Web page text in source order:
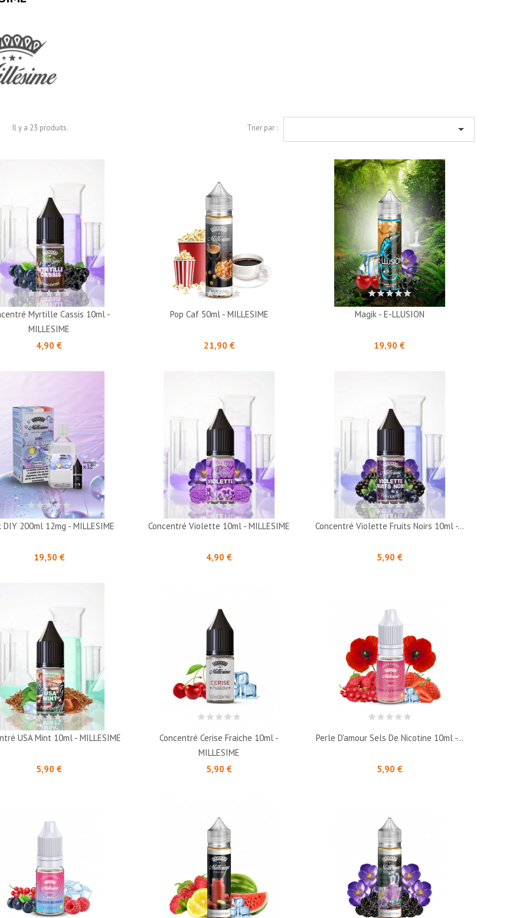
Il y a 23 produits. Trier par : 
Myrtille Cassis 10ml -
MILLESIME
4,90 €
Pop Caf 50ml - MILLESIME
21,90 €Prix
Magik - E-LLUSION
19,90 €
DIY 200ml 12mg - MILLESIME
19,50 €Prix
Concentré Violette 10ml - MILLESIME
4,90 €
Concentré Violette Fruits Noirs 10ml -...
5,90 €Prix
USA Mint 10ml - MILLESIME
5,90 €
Concentré Cerise Fraiche 10ml -
MILLESIME
5,90 €
Perle D'amour Sels De Nicotine 10ml -...
5,90 €Prix